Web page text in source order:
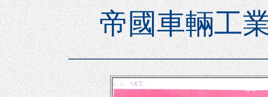
帝國車輛工